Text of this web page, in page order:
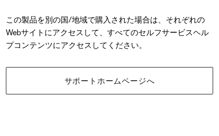
この製品を別の国/地域で購入された場合は、それぞれの
Webサイトにアクセスして、すべてのセルフサービスヘル
プコンテンツにアクセスしてください。
サポートホームページへ